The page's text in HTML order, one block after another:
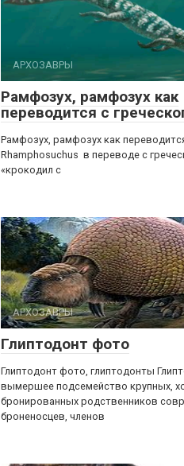
АРХОЗАВРЫ
Рамфозух, рамфозух как
переводится с
Рамфозух, рамфозух как
Rhamphosuchus в переводе с
«крокодил с
АРХОЗАВРЫ
Глиптодонт фото
Глиптодонт фото, глиптодонты
вымершее подсемейство крупных,
бронированных родственников
броненосцев, членов